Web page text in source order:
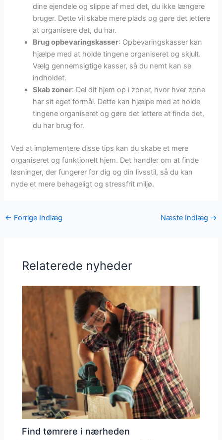
dine ejendele og slippe af med det, du ikke længere
bruger. Dette vil skabe mere plads og gøre det lettere
at organisere det, du har.
Brug opbevaringskasser: Opbevaringskasser kan
hjælpe med at holde tingene organiseret og skjult.
Vælg gennemsigtige kasser, så du nemt kan se
indholdet.
Skab zoner: Del dit hjem op i zoner, hvor hver zone
har sit eget formål. Dette kan hjælpe med at holde
tingene organiseret og gøre det lettere at finde det,
du har brug for.
Ved at implementere disse tips kan du skabe et mere
organiseret og funktionelt hjem. Det handler om at finde
løsninger, der fungerer for dig og din livsstil, så du kan
nyde et mere behageligt og stressfrit miljø.
← Forrige Indlæg Næste Indlæg →
Relaterede nyheder
Find tømrere i nærheden